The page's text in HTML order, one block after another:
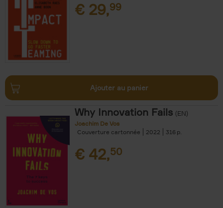
€ 29,99
Ajouter au panier
Why Innovation Fails (EN)
Joachim De Vos
Couverture cartonnée
2022 316
€ 42,50